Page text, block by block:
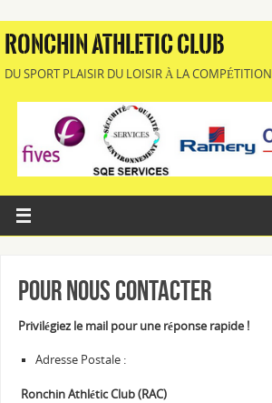
RONCHIN ATHLETIC CLUB
DU SPORT PLAISIR DU LOISIR À LA COMPÉTITION
Pour nous contacter
Privilégiez le mail pour une réponse rapide !
Adresse Postale :
Ronchin Athlétic Club (RAC)